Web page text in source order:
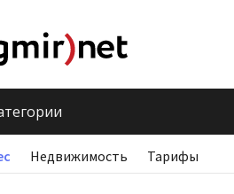
Недвижимость Тарифы